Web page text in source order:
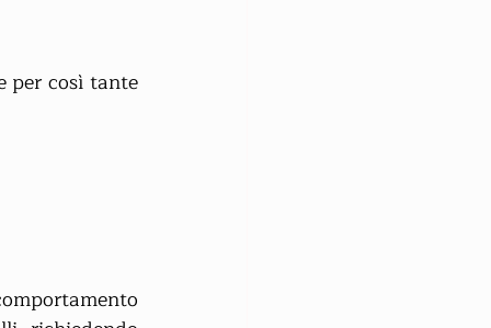
per così tante